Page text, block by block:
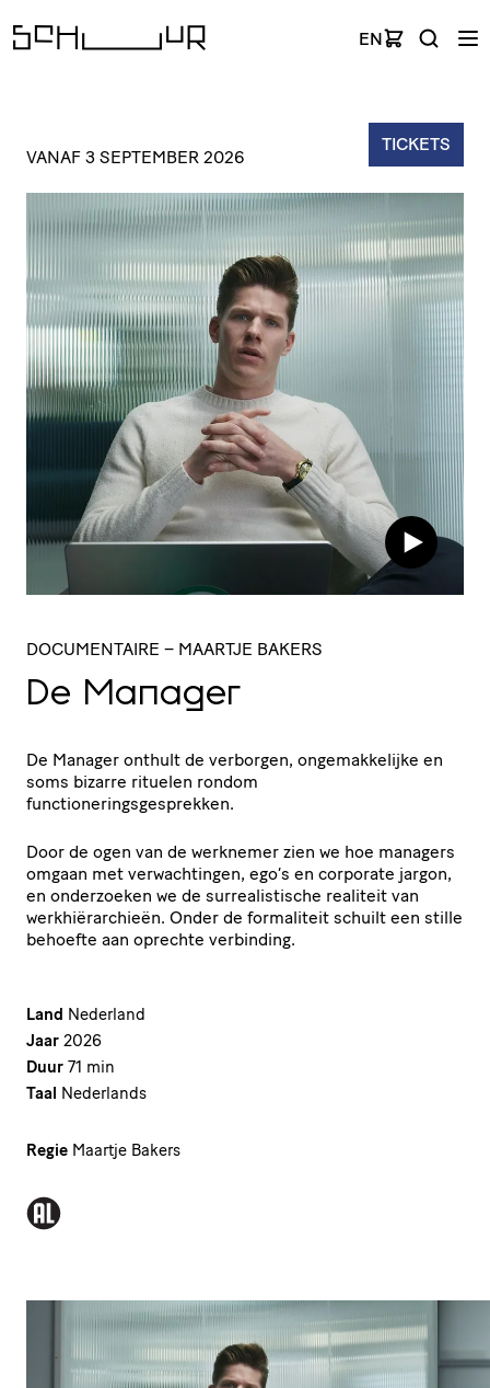
EN
TICKETS
VANAF 3 SEPTEMBER 2026
DOCUMENTAIRE – MAARTJE BAKERS
De Manager
De Manager onthult de verborgen, ongemakkelijke en
soms bizarre rituelen rondom
functioneringsgesprekken.
Door de ogen van de werknemer zien we hoe managers
omgaan met verwachtingen, ego’s en corporate jargon,
en onderzoeken we de surrealistische realiteit van
werkhiërarchieën. Onder de formaliteit schuilt een stille
behoefte aan oprechte verbinding.
Land Nederland
Jaar 2026
Duur 71 min
Taal Nederlands
Regie Maartje Bakers